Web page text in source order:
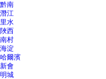
黔南
潛江
里水
陜西
南村
海淀
哈爾濱
新會
明城